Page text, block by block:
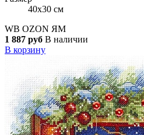
40x30 см
WB OZON ЯМ
1 887 руб В наличии
В корзину